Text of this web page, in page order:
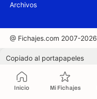
Inicio Mi Fichajes
Archivos
@ Fichajes.com 2007-2026
Copiado al portapapeles